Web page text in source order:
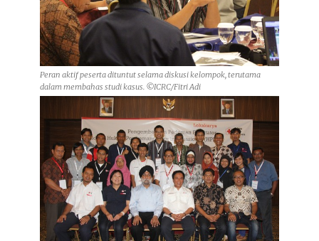
Peran aktif peserta dituntut selama diskusi kelompok, terutama
dalam membahas studi kasus. ©ICRC/Fitri Adi